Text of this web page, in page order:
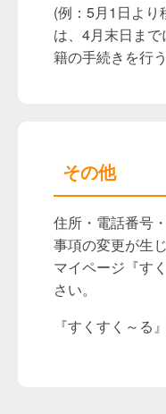
(例：5月1日より
は、4月末日ま
籍の手続きを行
その他
住所・電話番号
事項の変更が生
マイページ『す
さい。
『すくすく～る